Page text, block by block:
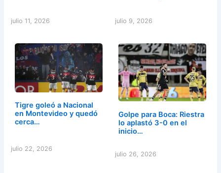
julio 11, 2026 julio 9, 2026
Tigre goleó a Nacional
en Montevideo y quedó
cerca…
julio 22, 2026
Golpe para Boca: Riestra
lo aplastó 3-0 en el
inicio…
julio 26, 2026